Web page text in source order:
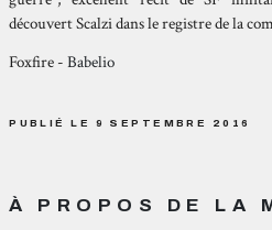
découvertScalzidans le registre de la
Foxfire -Babelio
PUBLIÉ LE 9 SEPTEMBRE 2016
À PROPOS DE LA